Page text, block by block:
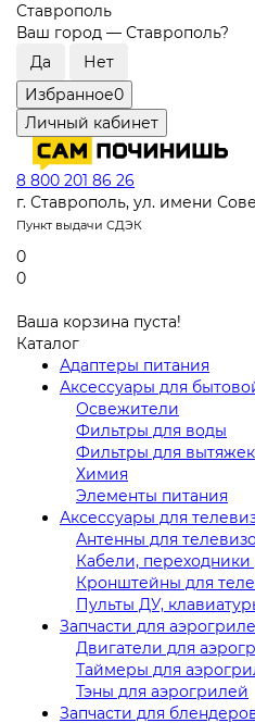
Ставрополь
Ваш город — Ставрополь?
Избранное0
Личный кабинет
8 800 201 86 26
г. Ставрополь, ул. имени
Пункт выдачи СДЭК
0
0
Ваша корзина пуста!
Каталог
Адаптеры питания
Аксессуары для
Освежители
Фильтры для воды
Фильтры для вытяжек
Химия
Элементы питания
Аксессуары для
Антенны для
Кабели,
Кронштейны для
Пульты ДУ,
Запчасти для
Двигатели для
Таймеры для
Тэны для аэрогрилей
Запчасти для